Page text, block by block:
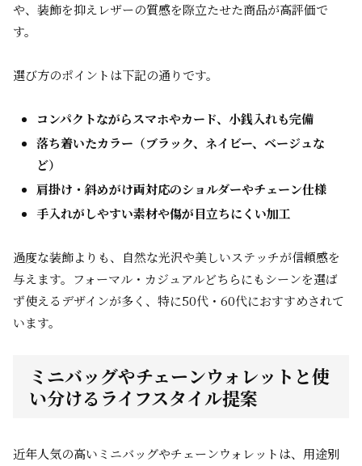
や、装飾を抑えレザーの質感を際立たせた商品が高評価で
す。
選び方のポイントは下記の通りです。
コンパクトながらスマホやカード、小銭入れも完備
落ち着いたカラー（ブラック、ネイビー、ベージュな
ど）
肩掛け・斜めがけ両対応のショルダーやチェーン仕様
手入れがしやすい素材や傷が目立ちにくい加工
過度な装飾よりも、自然な光沢や美しいステッチが信頼感を
与えます。フォーマル・カジュアルどちらにもシーンを選ば
ず使えるデザインが多く、特に50代・60代におすすめされて
います。
ミニバッグやチェーンウォレットと使
い分けるライフスタイル提案
近年人気の高いミニバッグやチェーンウォレットは、用途別